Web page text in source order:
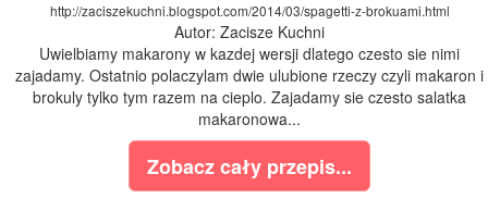
http://zaciszekuchni.blogspot.com/2014/03/spagetti-z-brokuami.html
Autor: Zacisze Kuchni
Uwielbiamy makarony w kazdej wersji dlatego czesto sie nimi
zajadamy. Ostatnio polaczylam dwie ulubione rzeczy czyli makaron i
brokuly tylko tym razem na cieplo. Zajadamy sie czesto salatka
makaronowa...
Zobacz cały przepis...